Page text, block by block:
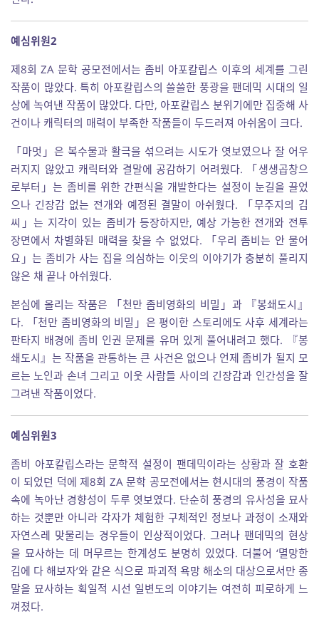
예심위원2
제8회 ZA 문학 공모전에서는 좀비 아포칼립스 이후의 세계를 그린
작품이 많았다. 특히 아포칼립스의 쓸쓸한 풍광을 팬데믹 시대의 일
상에 녹여낸 작품이 많았다. 다만, 아포칼립스 분위기에만 집중해 사
건이나 캐릭터의 매력이 부족한 작품들이 두드러져 아쉬움이 크다.
「마멋」은 복수물과 활극을 섞으려는 시도가 엿보였으나 잘 어우
러지지 않았고 캐릭터와 결말에 공감하기 어려웠다. 「생생곱창으
로부터」는 좀비를 위한 간편식을 개발한다는 설정이 눈길을 끌었
으나 긴장감 없는 전개와 예정된 결말이 아쉬웠다. 「무주지의 김
씨」는 지각이 있는 좀비가 등장하지만, 예상 가능한 전개와 전투
장면에서 차별화된 매력을 찾을 수 없었다. 「우리 좀비는 안 물어
요」는 좀비가 사는 집을 의심하는 이웃의 이야기가 충분히 풀리지
않은 채 끝나 아쉬웠다.
본심에 올리는 작품은 「천만 좀비영화의 비밀」과 『봉쇄도시』
다. 「천만 좀비영화의 비밀」은 평이한 스토리에도 사후 세계라는
판타지 배경에 좀비 인권 문제를 유머 있게 풀어내려고 했다. 『봉
쇄도시』는 작품을 관통하는 큰 사건은 없으나 언제 좀비가 될지 모
르는 노인과 손녀 그리고 이웃 사람들 사이의 긴장감과 인간성을 잘
그려낸 작품이었다.
예심위원3
좀비 아포칼립스라는 문학적 설정이 팬데믹이라는 상황과 잘 호환
이 되었던 덕에 제8회 ZA 문학 공모전에서는 현시대의 풍경이 작품
속에 녹아난 경향성이 두루 엿보였다. 단순히 풍경의 유사성을 묘사
하는 것뿐만 아니라 각자가 체험한 구체적인 정보나 과정이 소재와
자연스레 맞물리는 경우들이 인상적이었다. 그러나 팬데믹의 현상
을 묘사하는 데 머무르는 한계성도 분명히 있었다. 더불어 ‘멸망한
김에 다 해보자’와 같은 식으로 파괴적 욕망 해소의 대상으로서만 종
말을 묘사하는 획일적 시선 일변도의 이야기는 여전히 피로하게 느
껴졌다.